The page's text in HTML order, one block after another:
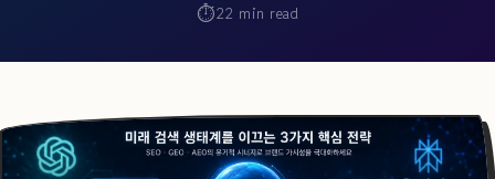
22 min read